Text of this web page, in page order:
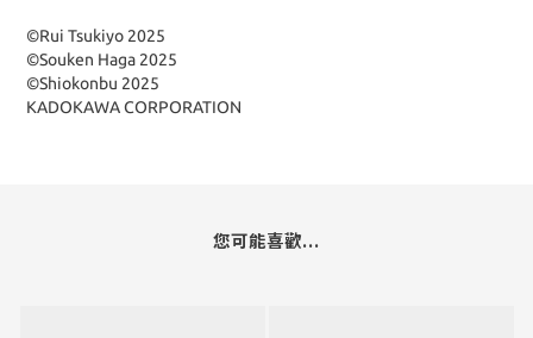
©Rui Tsukiyo 2025
©Souken Haga 2025
©Shiokonbu 2025
KADOKAWA CORPORATION
您可能喜歡...